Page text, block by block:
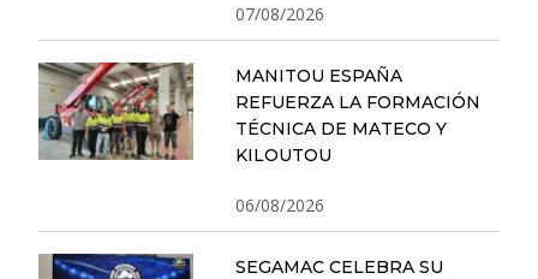
07/08/2026
MANITOU ESPAÑA
REFUERZA LA FORMACIÓN
TÉCNICA DE MATECO Y
KILOUTOU
06/08/2026
SEGAMAC CELEBRA SU